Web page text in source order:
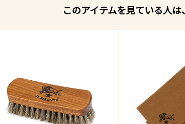
このアイテムを見ている人